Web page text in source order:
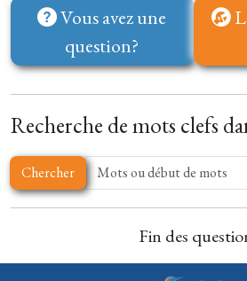
Vous avez une
question?
Recherche de mots clefs
Chercher
Fin des